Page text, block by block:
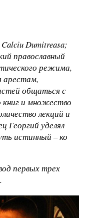
Dumitreasa;
православный
режима,
арестам,
общаться с
книг и множество
лекций и
Георгий уделял
истинный – ко
первых трех